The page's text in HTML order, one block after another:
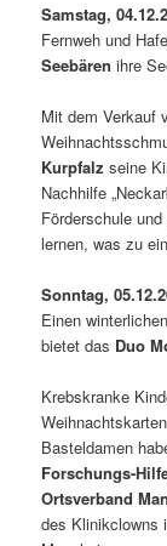
Samstag,
Fernweh und
Seebären ihre
Mit dem Verkauf
Kurpfalzseine
Nachhilfe
Förderschule
lernen, was zu
Sonntag,
Einen
bietet das Duo
Krebskranke
Basteldamen
Forschungs-
Ortsverband
des Klinikclowns